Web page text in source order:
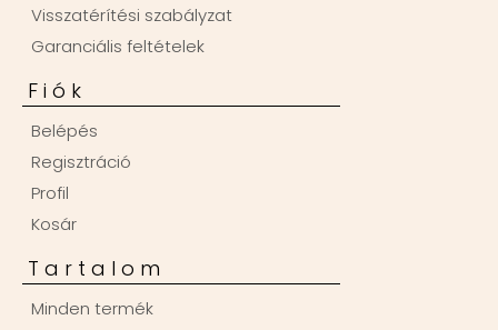
Visszatérítési szabályzat
Garanciális feltételek
Fiók
Belépés
Regisztráció
Profil
Kosár
Tartalom
Minden termék